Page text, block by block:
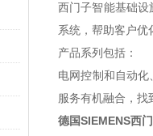
西门子智能基础
系统，帮助客户优
产品系列包括：
电网控制和自动
服务有机融合，找
德国SIEMENS西